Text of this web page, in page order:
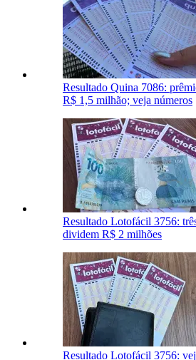
Resultado Quina 7086:
R$ 1,5 milhão; veja números
Resultado Lotofácil 3756:
dividem R$ 2 milhões
Resultado Lotofácil 3756: